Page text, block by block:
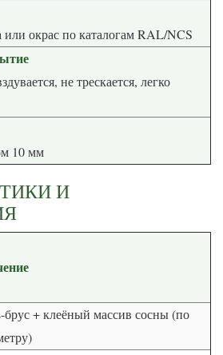
или окрас по каталогам RAL/NCS
не трескается, легко
10 мм
И
+ клеёный массив сосны (по